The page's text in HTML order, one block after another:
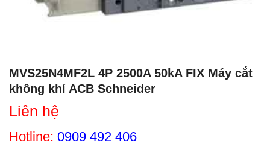
MVS25N4MF2L 4P 2500A 50kA FIX Máy cắt
không khí ACB Schneider
Liên hệ
Hotline: 0909 492 406